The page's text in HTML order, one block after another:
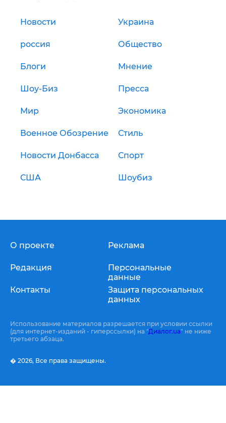
Новости Украина
россия Общество
Блоги Мнение
Шоу-Биз Пресса
Мир Экономика
Военное Обозрение Стиль
Новости Донбасса Спорт
США Шоубиз
О проекте
Редакция
Контакты
Реклама
Персональные
данные
Защита персональных
данных
Использование материалов разрешается при условии ссылки
(для интернет-изданий - гиперссылки) на "Диалог.ua" не ниже
третьего абзаца.
� 2026, Все права защищены.